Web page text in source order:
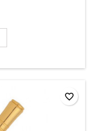
favorite_border